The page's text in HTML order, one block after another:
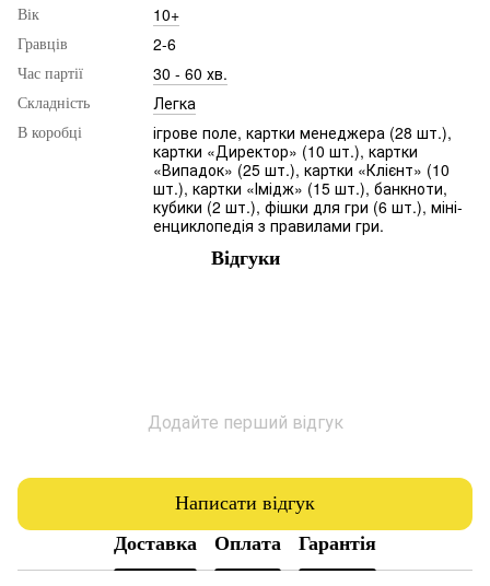
Вік 10+
Гравців 2-6
Час партії 30 - 60 хв.
Складність Легка
В коробці
ігрове поле, картки менеджера (28 шт.),
картки «Директор» (10 шт.), картки
«Випадок» (25 шт.), картки «Клієнт» (10
шт.), картки «Імідж» (15 шт.), банкноти,
кубики (2 шт.), фішки для гри (6 шт.), міні-
енциклопедія з правилами гри.
Відгуки
Додайте перший відгук
Написати відгук
Доставка
Оплата Гарантія